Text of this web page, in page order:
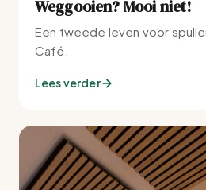
Weggooien? Mooi niet!
Een tweede leven voor
Café.
Lees verder